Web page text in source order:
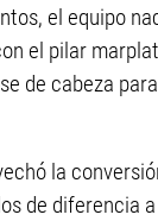
el equipo
el pilar
de cabeza
la
de diferencia